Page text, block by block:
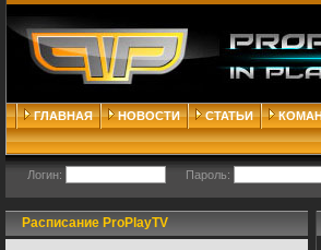
ГЛАВНАЯ НОВОСТИ СТАТЬИ
Логин: Пароль:
Расписание ProPlayTV